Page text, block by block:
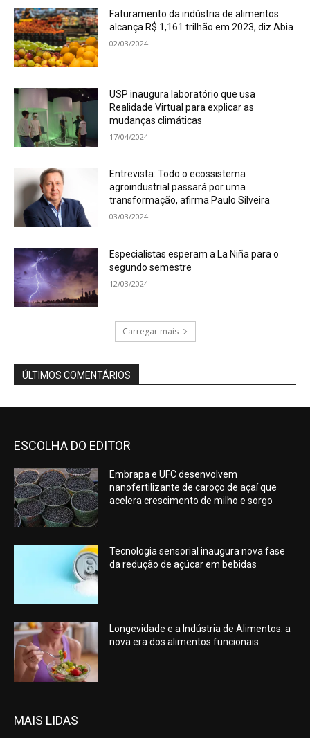
Faturamento da indústria de alimentos
alcança R$ 1,161 trilhão em 2023, diz Abia
02/03/2024
USP inaugura laboratório que usa
Realidade Virtual para explicar as
mudanças climáticas
17/04/2024
Entrevista: Todo o ecossistema
agroindustrial passará por uma
transformação, afirma Paulo Silveira
03/03/2024
Especialistas esperam a La Niña para o
segundo semestre
12/03/2024
Carregar mais
ÚLTIMOS COMENTÁRIOS
ESCOLHA DO EDITOR
Embrapa e UFC desenvolvem
nanofertilizante de caroço de açaí que
acelera crescimento de milho e sorgo
Tecnologia sensorial inaugura nova fase
da redução de açúcar em bebidas
Longevidade e a Indústria de Alimentos: a
nova era dos alimentos funcionais
MAIS LIDAS